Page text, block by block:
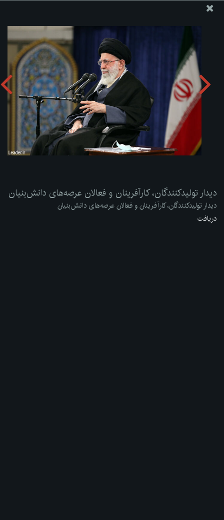
وجوهات
دیدار تولیدکنندگان، کارآفرینان و فعالان عرصه‌های دانش‌بنیان
دریافت آلبوم: zip
دیدار تولیدکنندگان، کارآفرینان و فعالان عرصه‌های دانش‌بنیان
دیدار تولیدکنندگان، کارآفرینان و فعالان عرصه‌های دانش‌بنیان
دریافت